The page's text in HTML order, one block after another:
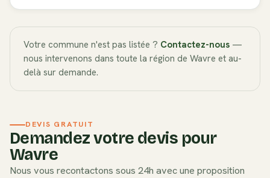
Votre commune n'est pas listée ? Contactez-nous —
nous intervenons dans toute la région de Wavre et au-
delà sur demande.
DEVIS GRATUIT
Demandez votre devis pour
Wavre
Nous vous recontactons sous 24h avec une proposition